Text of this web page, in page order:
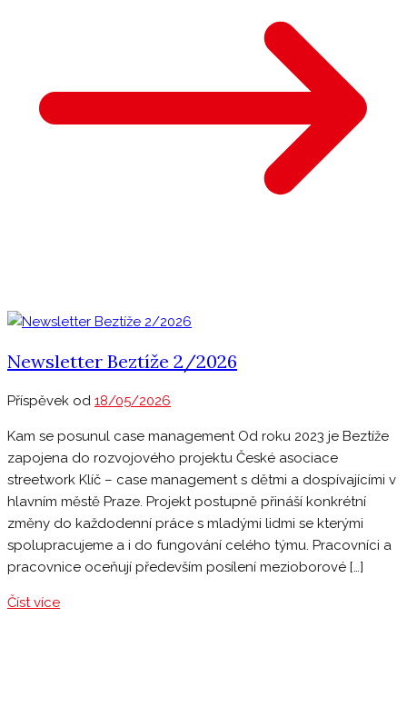
Newsletter Beztíže 2/2026
Příspěvek od 18/05/2026
Kam se posunul case management Od roku 2023 je Beztíže
zapojena do rozvojového projektu České asociace
streetwork Klíč – case management s dětmi a dospívajícími v
hlavním městě Praze. Projekt postupně přináší konkrétní
změny do každodenní práce s mladými lidmi se kterými
spolupracujeme a i do fungování celého týmu. Pracovníci a
pracovnice oceňují především posílení mezioborové […]
Číst více